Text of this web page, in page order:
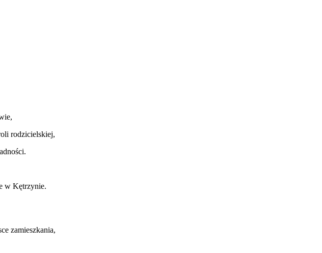
rodzicielskiej,
w Kętrzynie.
zamieszkania,